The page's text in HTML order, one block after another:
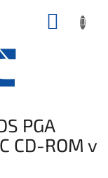
PGA
CD-ROM v